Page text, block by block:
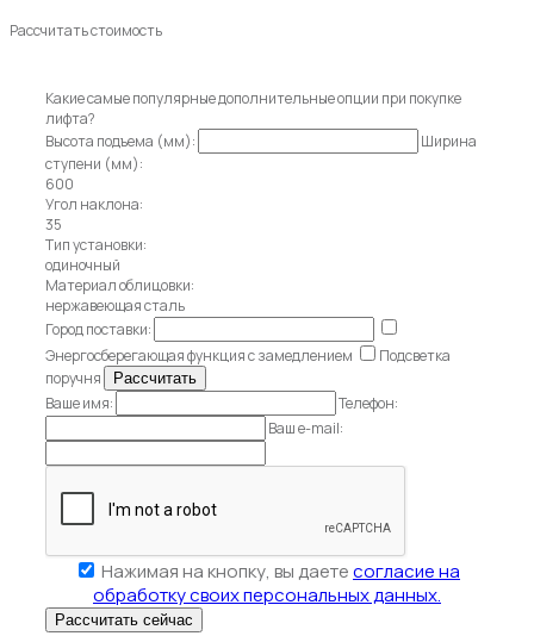
Рассчитать стоимость
Какие самые популярные дополнительные опции при покупке
лифта?
Высота подъема (мм):
Ширина
ступени (мм):
600
Угол наклона:
35
Тип установки:
одиночный
Материал облицовки:
нержавеющая сталь
Город поставки:
Энергосберегающая функция с замедлением
Подсветка
поручня
Ваше имя:
Телефон:
Ваш e-mail:
Нажимая на кнопку, вы даетесогласие на
обработку своих персональных данных.